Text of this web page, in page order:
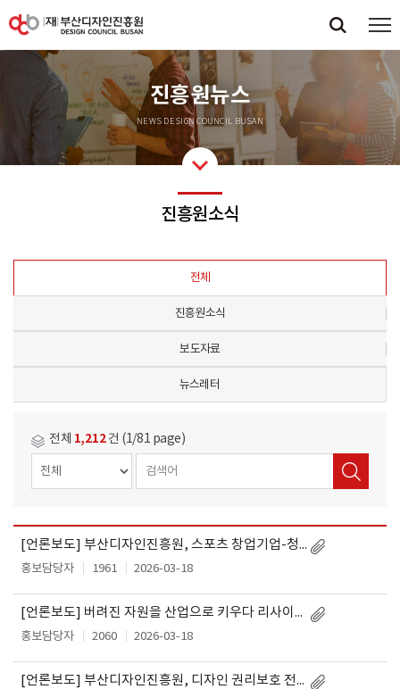
진흥원뉴스
NEWS DESIGN COUNCIL BUSAN
진흥원소식
전체
진흥원소식
보도자료
뉴스레터
전체 1,212건 (1/81 page)
제
목
작
성
[언론보도] 부산디자인진흥원, 스포츠 창업기업-청년 디자인기업 ‘상생 플랫폼’ 구축
홍보담당자 1961 2026-03-18
[언론보도] 버려진 자원을 산업으로 키우다 리사이클 디자인, 실험을 넘어 ‘시장 진입’ 단계로 전환
홍보담당자 2060 2026-03-18
[언론보도] 부산디자인진흥원, 디자인 권리보호 전면에 나선다